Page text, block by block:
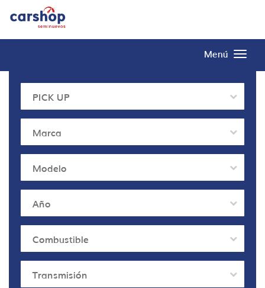
Menú
PICK UP
Marca
Modelo
Año
Combustible
Transmisión